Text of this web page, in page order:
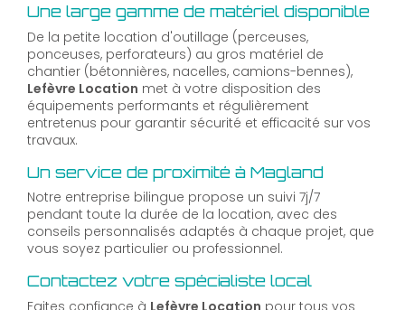
Une large gamme de matériel disponible
De la petite location d'outillage (perceuses,
ponceuses, perforateurs) au gros matériel de
chantier (bétonnières, nacelles, camions-bennes),
Lefèvre Location met à votre disposition des
équipements performants et régulièrement
entretenus pour garantir sécurité et efficacité sur vos
travaux.
Un service de proximité à Magland
Notre entreprise bilingue propose un suivi 7j/7
pendant toute la durée de la location, avec des
conseils personnalisés adaptés à chaque projet, que
vous soyez particulier ou professionnel.
Contactez votre spécialiste local
Faites confiance à Lefèvre Location pour tous vos